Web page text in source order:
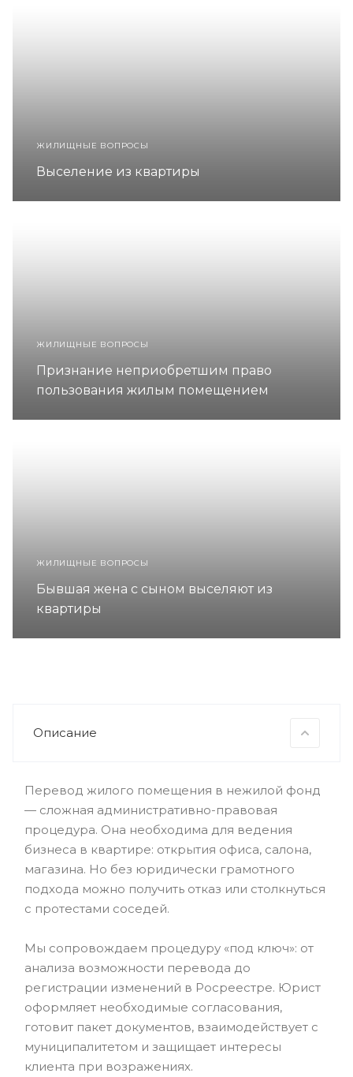
ЖИЛИЩНЫЕ ВОПРОСЫ
Выселение из квартиры
ЖИЛИЩНЫЕ ВОПРОСЫ
Признание неприобретшим право
пользования жилым помещением
ЖИЛИЩНЫЕ ВОПРОСЫ
Бывшая жена с сыном выселяют из
квартиры
Описание
Перевод жилого помещения в нежилой фонд
— сложная административно-правовая
процедура. Она необходима для ведения
бизнеса в квартире: открытия офиса, салона,
магазина. Но без юридически грамотного
подхода можно получить отказ или столкнуться
с протестами соседей.
Мы сопровождаем процедуру «под ключ»: от
анализа возможности перевода до
регистрации изменений в Росреестре. Юрист
оформляет необходимые согласования,
готовит пакет документов, взаимодействует с
муниципалитетом и защищает интересы
клиента при возражениях.